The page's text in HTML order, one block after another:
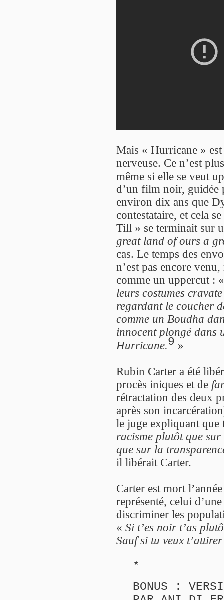
Mais « Hurricane »
nerveuse. Ce n’est
même si elle se veut
d’un film noir, guidée
environ dix ans que
contestataire, et cela
Till » se terminait sur
great land of ours a
cas. Le temps des
n’est pas encore
comme un uppercut :
leurs costumes
regardant le coucher
comme un Boudha
innocent plongé dans
Hurricane.9 »
Rubin Carter a été
procès iniques et de
rétractation des deux
après son
le juge expliquant
racisme plutôt que
que sur la
il libérait Carter.
Carter est mort
représenté, celui
discriminer les
« Si t’es noir t’as
Sauf si tu veux
*
BONUS :